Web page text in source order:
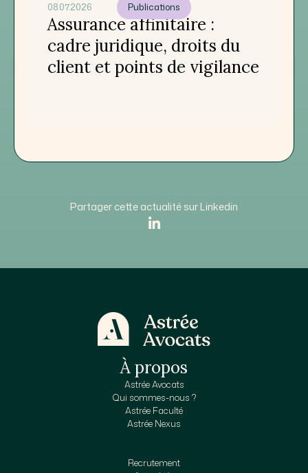
08.07.2026
Assurance affinitaire :
cadre juridique, droits du
client et points de vigilance
Publications
Partager cette actualité sur Linkedin
À propos
Astrée Avocats
Qui sommes-nous ?
Astrée Faculté
Astrée Nexus
Recrutement